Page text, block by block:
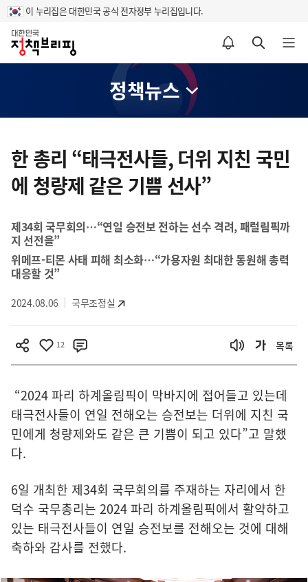
이 누리집은 대한민국 공식 전자정부 누리집입니다.
홈
알림설정 바로가기 검색 바로가기 메뉴 열기
정책뉴스
텐
츠
영
한 총리 “태극전사들, 더위 지친 국민
에 청량제 같은 기쁨 선사”
제34회 국무회의…“연일 승전보 전하는 선수 격려, 패럴림픽까
지 선전을”
위메프-티몬 사태 피해 최소화…“가용자원 최대한 동원해 총력
대응할 것”
2024.08.06 국무조정실
12 목록
“2024 파리 하계올림픽이 막바지에 접어들고 있는데
태극전사들이 연일 전해오는 승전보는 더위에 지친 국
민에게 청량제와도 같은 큰 기쁨이 되고 있다”고 말했
다.
6일 개최한 제34회 국무회의를 주재하는 자리에서 한
덕수 국무총리는 2024 파리 하계올림픽에서 활약하고
있는 태극전사들이 연일 승전보를 전해오는 것에 대해
축하와 감사를 전했다.